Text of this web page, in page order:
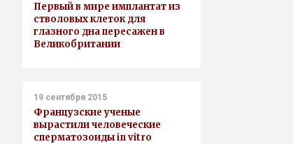
Первый в мире имплантат из
стволовых клеток для
глазного дна пересажен в
Великобритании
19 сентября 2015
Французские ученые
вырастили человеческие
сперматозоиды in vitro